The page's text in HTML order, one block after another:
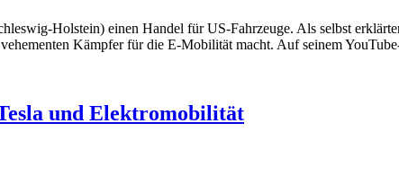
Holstein) einen Handel für US-Fahrzeuge. Als selbst
Kämpfer für die E-Mobilität macht. Auf seinem
und Elektromobilität